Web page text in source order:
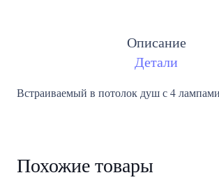
Описание
Детали
Встраиваемый в потолок душ с 4 лампами
Похожие товары